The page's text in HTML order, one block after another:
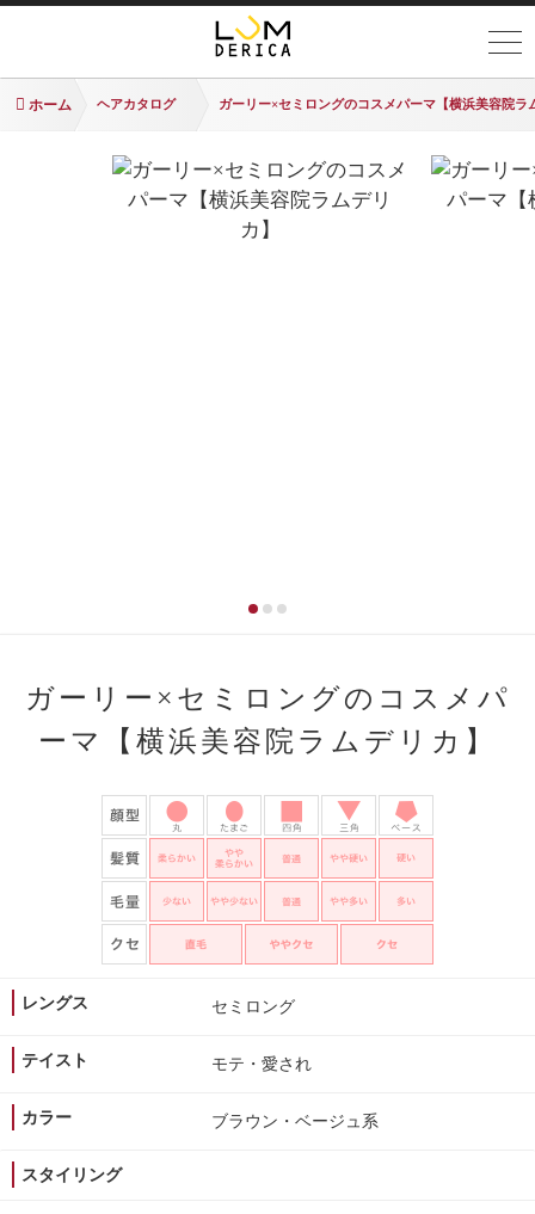
ホーム ヘアカタログ ガーリー×セミロングのコスメパーマ【横浜美容院ラ
ガーリー×セミロングのコスメパ
ーマ【横浜美容院ラムデリカ】
レングス セミロング
テイスト モテ・愛され
カラー ブラウン・ベージュ系
スタイリング